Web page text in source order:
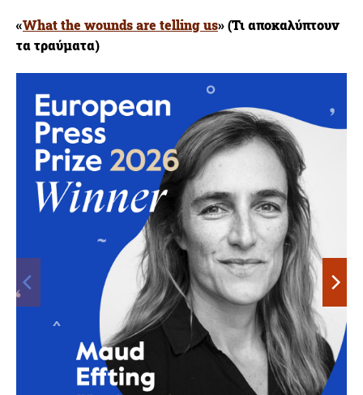
«What the wounds are telling us» (Τι αποκαλύπτουν
τα τραύματα)